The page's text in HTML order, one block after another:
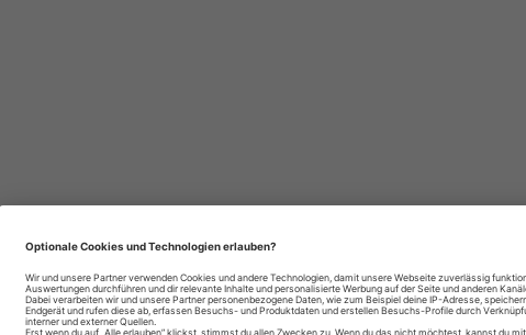
Privatsphäre-Einstellungen